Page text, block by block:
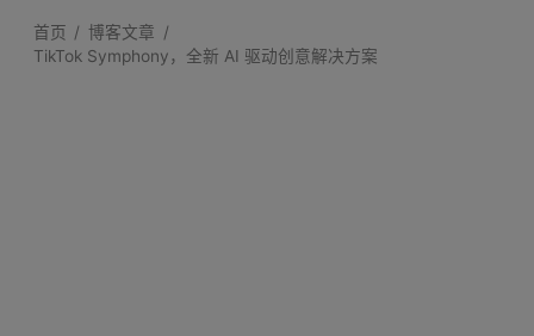
首页
博客文章
TikTok Symphony，全新 AI 驱动创意解决方案